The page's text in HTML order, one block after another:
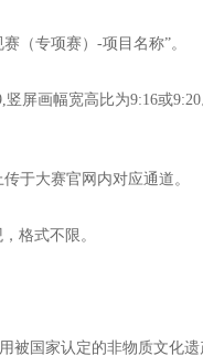
（专项赛）-项目名称”。
竖屏画幅宽高比为9:16或
于大赛官网内对应通道。
格式不限。
被国家认定的非物质文化